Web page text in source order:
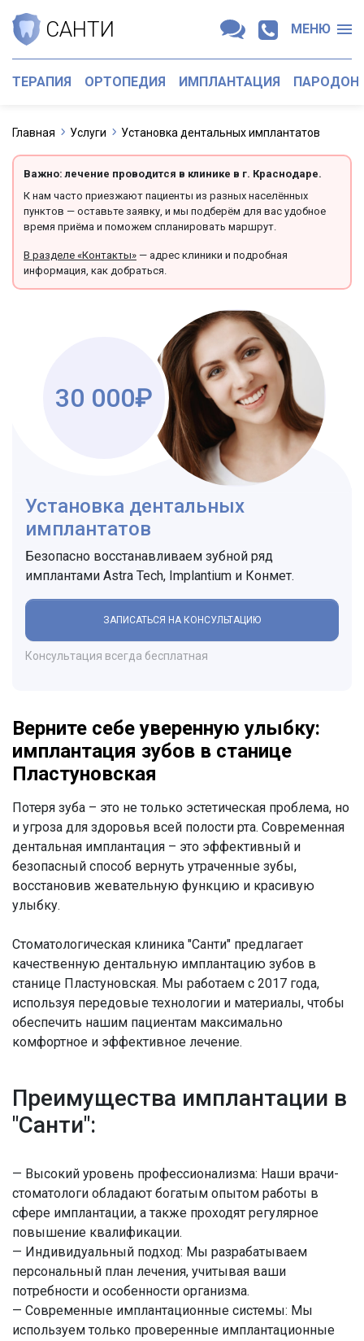
САНТИ МЕНЮ
ТЕРАПИЯ ОРТОПЕДИЯ ИМПЛАНТАЦИЯ
Главная Услуги Установка дентальных имплантатов
Важно: лечение проводится в клинике в г. Краснодаре.
К нам часто приезжают пациенты из разных населённых
пунктов — оставьте заявку, и мы подберём для вас удобное
время приёма и поможем спланировать маршрут.
В разделе «Контакты» — адрес клиники и подробная
информация, как добраться.
30 000₽
Установка дентальных
имплантатов
Безопасно восстанавливаем зубной ряд
имплантами Astra Tech, Implantium и Конмет.
ЗАПИСАТЬСЯ НА КОНСУЛЬТАЦИЮ
Консультация всегда бесплатная
Верните себе уверенную улыбку:
имплантация зубов в станице
Пластуновская
Потеря зуба – это не только эстетическая проблема, но
и угроза для здоровья всей полости рта. Современная
дентальная имплантация – это эффективный и
безопасный способ вернуть утраченные зубы,
восстановив жевательную функцию и красивую
улыбку.
Стоматологическая клиника "Санти" предлагает
качественную дентальную имплантацию зубов в
станице Пластуновская. Мы работаем с 2017 года,
используя передовые технологии и материалы, чтобы
обеспечить нашим пациентам максимально
комфортное и эффективное лечение.
Преимущества имплантации в
"Санти":
— Высокий уровень профессионализма: Наши врачи-
стоматологи обладают богатым опытом работы в
сфере имплантации, а также проходят регулярное
повышение квалификации.
— Индивидуальный подход: Мы разрабатываем
персональный план лечения, учитывая ваши
потребности и особенности организма.
— Современные имплантационные системы: Мы
используем только проверенные имплантационные